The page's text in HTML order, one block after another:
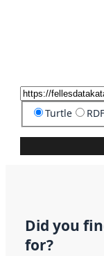
Turtle
Did you
for?